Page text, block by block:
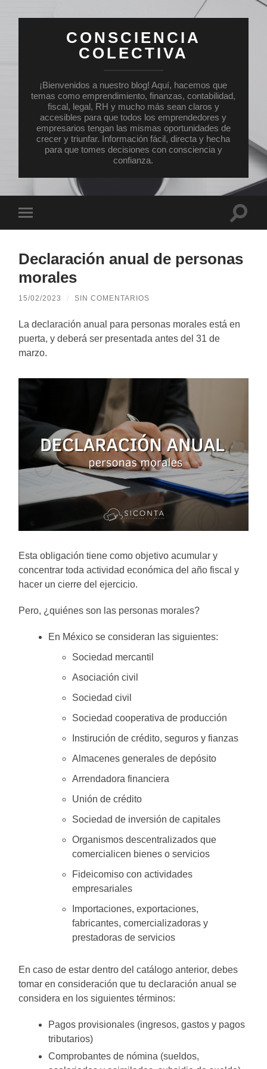
CONSCIENCIA
COLECTIVA
¡Bienvenidos a nuestro blog! Aquí, hacemos que
temas como emprendimiento, finanzas, contabilidad,
fiscal, legal, RH y mucho más sean claros y
accesibles para que todos los emprendedores y
empresarios tengan las mismas oportunidades de
crecer y triunfar. Información fácil, directa y hecha
para que tomes decisiones con consciencia y
confianza.
el
Declaración anual de personas
morales
15/02/2023 / SIN COMENTARIOS
La declaración anual para personas morales está en
puerta, y deberá ser presentada antes del 31 de
marzo.
Esta obligación tiene como objetivo acumular y
concentrar toda actividad económica del año fiscal y
hacer un cierre del ejercicio.
Pero, ¿quiénes son las personas morales?
En México se consideran las siguientes:
Sociedad mercantil
Asociación civil
Sociedad civil
Sociedad cooperativa de producción
Instirución de crédito, seguros y fianzas
Almacenes generales de depósito
Arrendadora financiera
Unión de crédito
Sociedad de inversión de capitales
Organismos descentralizados que
comercialicen bienes o servicios
Fideicomiso con actividades
empresariales
Importaciones, exportaciones,
fabricantes, comercializadoras y
prestadoras de servicios
En caso de estar dentro del catálogo anterior, debes
tomar en consideración que tu declaración anual se
considera en los siguientes términos:
Pagos provisionales (ingresos, gastos y pagos
tributarios)
Comprobantes de nómina (sueldos,